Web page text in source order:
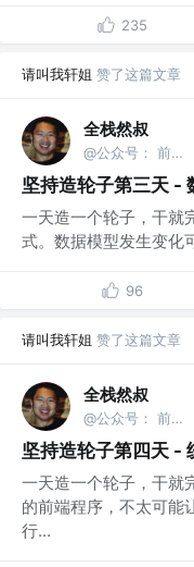
235
请叫我轩姐 赞了这篇文章
全栈然叔
@公众号： 前端大班车
坚持造轮子第三天 -
一天造一个轮子，干就
式。数据模型发生变化
96
请叫我轩姐 赞了这篇文章
全栈然叔
@公众号： 前端大班车
坚持造轮子第四天 -
一天造一个轮子，干就
的前端程序，不太可能
行...